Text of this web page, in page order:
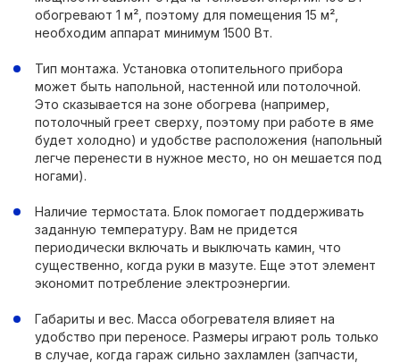
обогревают 1 м², поэтому для помещения 15 м²,
необходим аппарат минимум 1500 Вт.
Тип монтажа. Установка отопительного прибора
может быть напольной, настенной или потолочной.
Это сказывается на зоне обогрева (например,
потолочный греет сверху, поэтому при работе в яме
будет холодно) и удобстве расположения (напольный
легче перенести в нужное место, но он мешается под
ногами).
Наличие термостата. Блок помогает поддерживать
заданную температуру. Вам не придется
периодически включать и выключать камин, что
существенно, когда руки в мазуте. Еще этот элемент
экономит потребление электроэнергии.
Габариты и вес. Масса обогревателя влияет на
удобство при переносе. Размеры играют роль только
в случае, когда гараж сильно захламлен (запчасти,